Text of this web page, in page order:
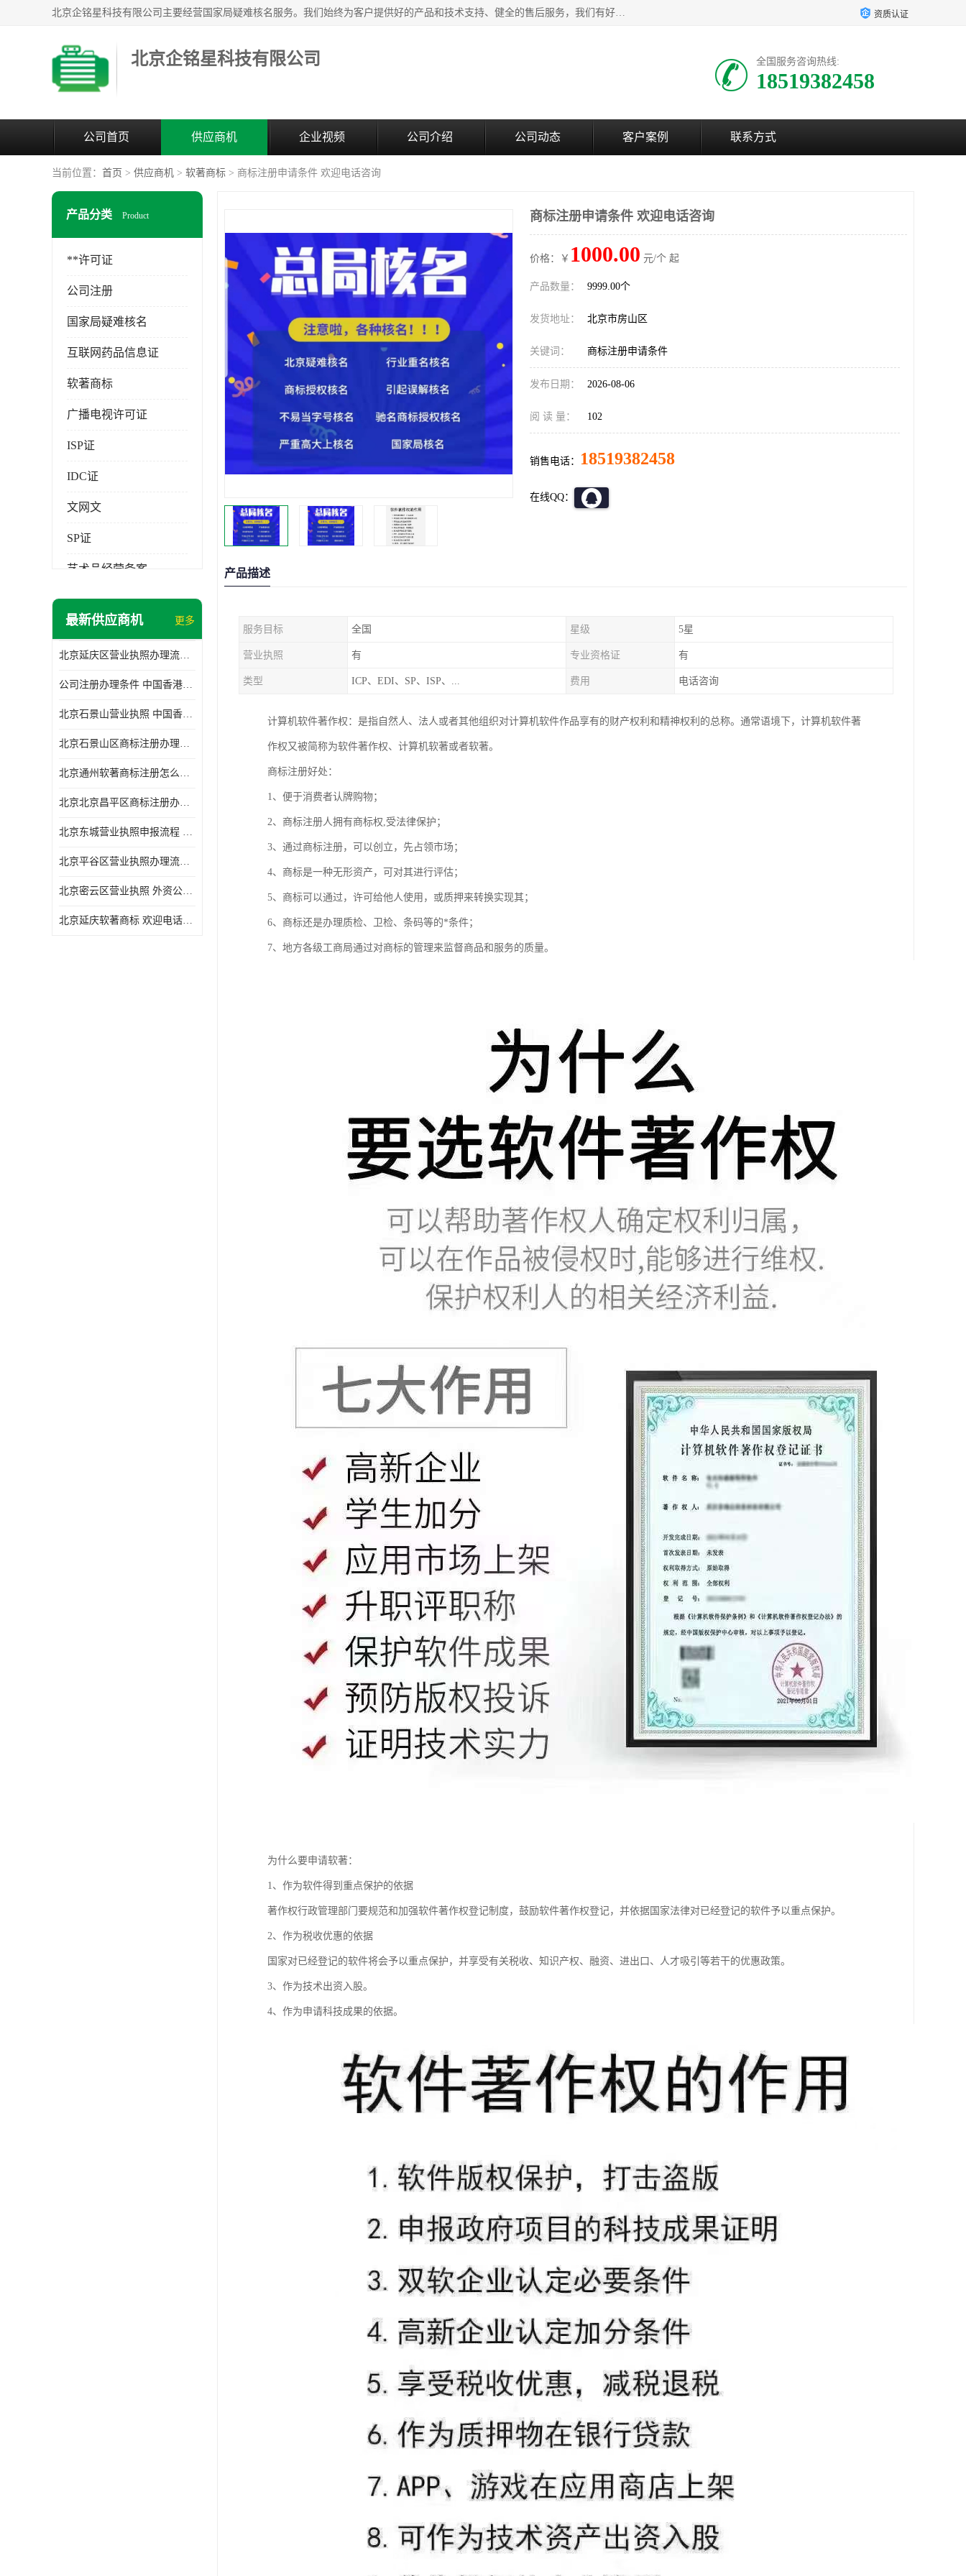
北京企铭星科技有限公司主要经营国家局疑难核名服务。我们始终为客户提供好的产品和技术支持、健全的售后服务，我们有好的产品和专业的销售和技术团队，我公司属于北京企业管理及投资咨询黄页行业，如果您对我公司的产品服务有兴趣，期待您在线留言或者来电咨询。 资质认证
北京企铭星科技有限公司 全国服务咨询热线:
18519382458
公司首页 供应商机 企业视频 公司介绍 公司动态 客户案例 联系方式
当前位置： 首页 > 供应商机 > 软著商标 > 商标注册申请条件 欢迎电话咨询
产品分类 Product
**许可证
公司注册
国家局疑难核名
互联网药品信息证
软著商标
广播电视许可证
ISP证
IDC证
文网文
SP证
艺术品经营备案
最新供应商机 更多
北京延庆区营业执照办理流程 中国香港公司注销 欢迎电话咨询
公司注册办理条件 中国香港公司注册 欢迎电话咨询
北京石景山营业执照 中国香港公司转股 欢迎电话咨询
北京石景山区商标注册办理流程
北京通州软著商标注册怎么办理流程
北京北京昌平区商标注册办理流程
北京东城营业执照申报流程 中国香港公司转股 欢迎电话咨询
北京平谷区营业执照办理流程 代表处注册 欢迎电话咨询
北京密云区营业执照 外资公司变更 欢迎电话咨询
北京延庆软著商标 欢迎电话咨询
商标注册申请条件 欢迎电话咨询
价格：￥ 1000.00 元/个 起
产品数量： 9999.00个
发货地址： 北京市房山区
关键词： 商标注册申请条件
发布日期： 2026-08-06
阅 读 量： 102
销售电话： 18519382458
在线QQ：
产品描述
服务目标 全国 星级 5星
营业执照 有 专业资格证 有
类型 ICP、EDI、SP、ISP、... 费用 电话咨询
计算机软件著作权：是指自然人、法人或者其他组织对计算机软件作品享有的财产权利和精神权利的总称。通常语境下，计算机软件著
作权又被简称为软件著作权、计算机软著或者软著。
商标注册好处：
1、便于消费者认牌购物；
2、商标注册人拥有商标权,受法律保护；
3、通过商标注册，可以创立，先占领市场；
4、商标是一种无形资产，可对其进行评估；
5、商标可以通过，许可给他人使用，或质押来转换实现其；
6、商标还是办理质检、卫检、条码等的*条件；
7、地方各级工商局通过对商标的管理来监督商品和服务的质量。
为什么要申请软著：
1、作为软件得到重点保护的依据
著作权行政管理部门要规范和加强软件著作权登记制度，鼓励软件著作权登记，并依据国家法律对已经登记的软件予以重点保护。
2、作为税收优惠的依据
国家对已经登记的软件将会予以重点保护，并享受有关税收、知识产权、融资、进出口、人才吸引等若干的优惠政策。
3、作为技术出资入股。
4、作为申请科技成果的依据。